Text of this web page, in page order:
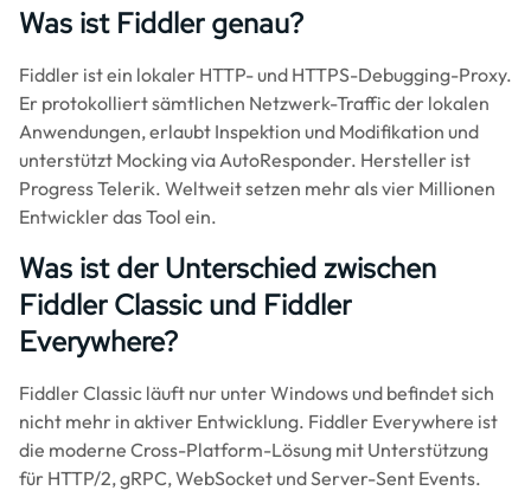
Was ist Fiddler genau?
Fiddler ist ein lokaler HTTP- und HTTPS-Debugging-Proxy.
Er protokolliert sämtlichen Netzwerk-Traffic der lokalen
Anwendungen, erlaubt Inspektion und Modifikation und
unterstützt Mocking via AutoResponder. Hersteller ist
Progress Telerik. Weltweit setzen mehr als vier Millionen
Entwickler das Tool ein.
Was ist der Unterschied zwischen
Fiddler Classic und Fiddler
Everywhere?
Fiddler Classic läuft nur unter Windows und befindet sich
nicht mehr in aktiver Entwicklung. Fiddler Everywhere ist
die moderne Cross-Platform-Lösung mit Unterstützung
für HTTP/2, gRPC, WebSocket und Server-Sent Events.